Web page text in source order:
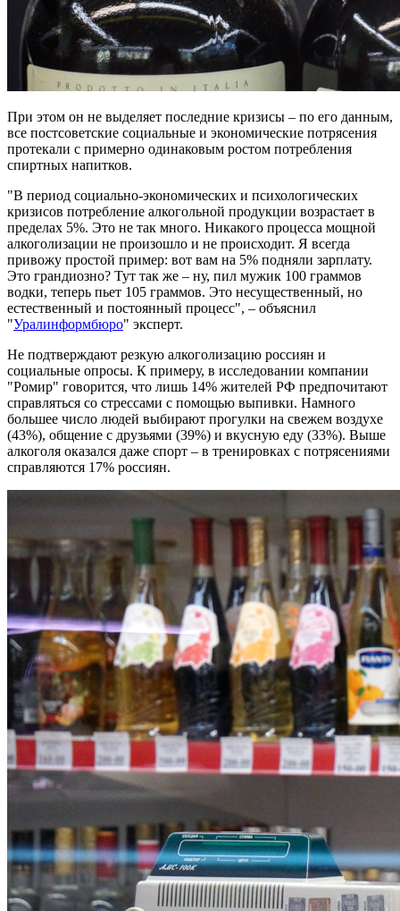
При этом он не выделяет последние кризисы – по его данным,
все постсоветские социальные и экономические потрясения
протекали с примерно одинаковым ростом потребления
спиртных напитков.
"В период социально-экономических и психологических
кризисов потребление алкогольной продукции возрастает в
пределах 5%. Это не так много. Никакого процесса мощной
алкоголизации не произошло и не происходит. Я всегда
привожу простой пример: вот вам на 5% подняли зарплату.
Это грандиозно? Тут так же – ну, пил мужик 100 граммов
водки, теперь пьет 105 граммов. Это несущественный, но
естественный и постоянный процесс", – объяснил
"Уралинформбюро" эксперт.
Не подтверждают резкую алкоголизацию россиян и
социальные опросы. К примеру, в исследовании компании
"Ромир" говорится, что лишь 14% жителей РФ предпочитают
справляться со стрессами с помощью выпивки. Намного
большее число людей выбирают прогулки на свежем воздухе
(43%), общение с друзьями (39%) и вкусную еду (33%). Выше
алкоголя оказался даже спорт – в тренировках с потрясениями
справляются 17% россиян.